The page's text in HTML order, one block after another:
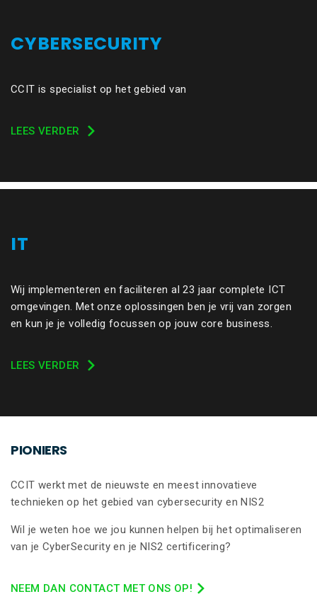
CYBERSECURITY
CCIT is specialist op het gebied van
LEES VERDER
IT
Wij implementeren en faciliteren al 23 jaar complete ICT
omgevingen. Met onze oplossingen ben je vrij van zorgen
en kun je je volledig focussen op jouw core business.
LEES VERDER
PIONIERS
CCIT werkt met de nieuwste en meest innovatieve
technieken op het gebied van cybersecurity en NIS2
Wil je weten hoe we jou kunnen helpen bij het optimaliseren
van je CyberSecurity en je NIS2 certificering?
NEEM DAN CONTACT MET ONS OP!